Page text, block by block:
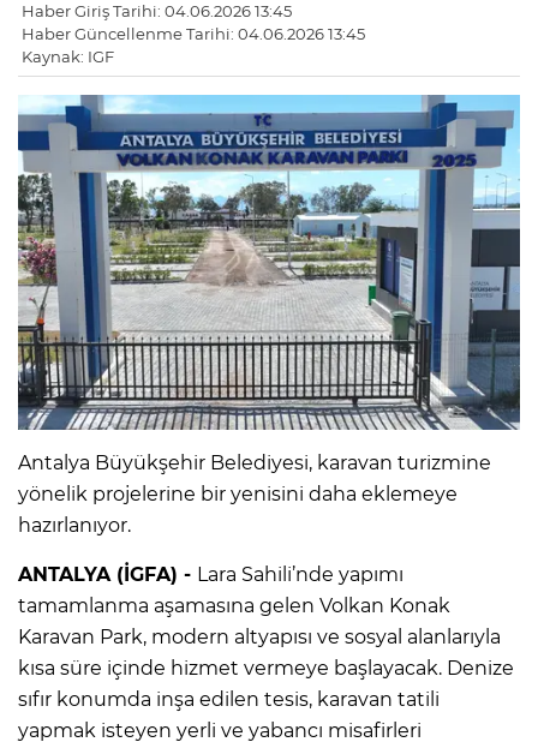
Haber Giriş Tarihi: 04.06.2026 13:45
Haber Güncellenme Tarihi: 04.06.2026 13:45
Kaynak: IGF
Antalya Büyükşehir Belediyesi, karavan turizmine
yönelik projelerine bir yenisini daha eklemeye
hazırlanıyor.
ANTALYA (İGFA) - Lara Sahili’nde yapımı
tamamlanma aşamasına gelen Volkan Konak
Karavan Park, modern altyapısı ve sosyal alanlarıyla
kısa süre içinde hizmet vermeye başlayacak. Denize
sıfır konumda inşa edilen tesis, karavan tatili
yapmak isteyen yerli ve yabancı misafirleri